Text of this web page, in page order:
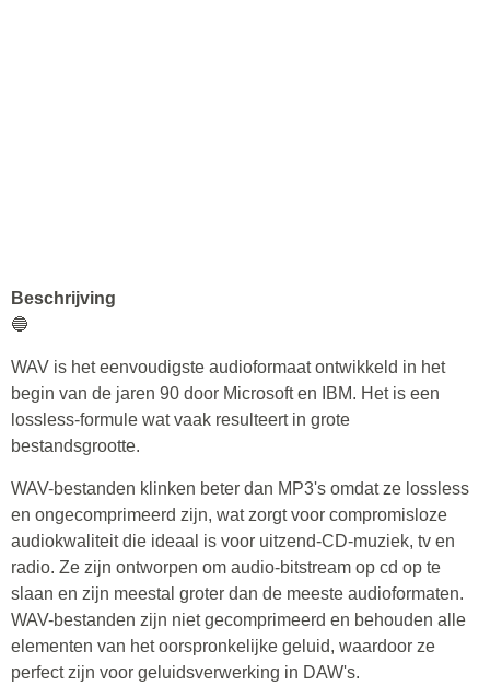
Beschrijving
🔵
WAV is het eenvoudigste audioformaat ontwikkeld in het
begin van de jaren 90 door Microsoft en IBM. Het is een
lossless-formule wat vaak resulteert in grote
bestandsgrootte.
WAV-bestanden klinken beter dan MP3's omdat ze lossless
en ongecomprimeerd zijn, wat zorgt voor compromisloze
audiokwaliteit die ideaal is voor uitzend-CD-muziek, tv en
radio. Ze zijn ontworpen om audio-bitstream op cd op te
slaan en zijn meestal groter dan de meeste audioformaten.
WAV-bestanden zijn niet gecomprimeerd en behouden alle
elementen van het oorspronkelijke geluid, waardoor ze
perfect zijn voor geluidsverwerking in DAW's.